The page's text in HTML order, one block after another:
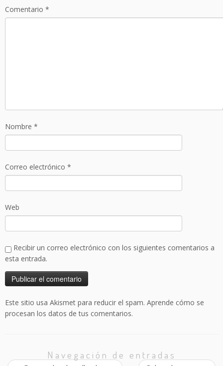
Comentario *
Nombre *
Correo electrónico *
Web
Recibir un correo electrónico con los siguientes comentarios a
esta entrada.
Este sitio usa Akismet para reducir el spam. Aprende cómo se
procesan los datos de tus comentarios.
Navegación de entradas